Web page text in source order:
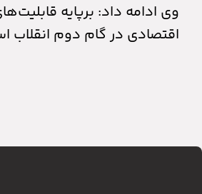
وی ادامه داد: برپایه
اقتصادی در گام دوم انقلاب